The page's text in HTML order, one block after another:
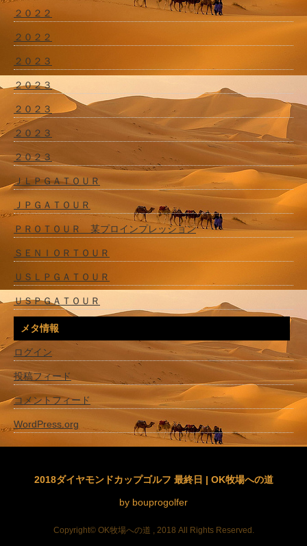
２０２２
２０２２
２０２３
２０２３
２０２３
２０２３
２０２３
ＪＬＰＧＡＴＯＵＲ
ＪＰＧＡＴＯＵＲ
ＰＲＯＴＯＵＲ 某プロインプレッション
ＳＥＮＩＯＲＴＯＵＲ
ＵＳＬＰＧＡＴＯＵＲ
ＵＳＰＧＡＴＯＵＲ
メタ情報
ログイン
投稿フィード
コメントフィード
WordPress.org
2018ダイヤモンドカップゴルフ 最終日 | OK牧場への道
by bouprogolfer
Copyright© OK牧場への道 , 2018 All Rights Reserved.